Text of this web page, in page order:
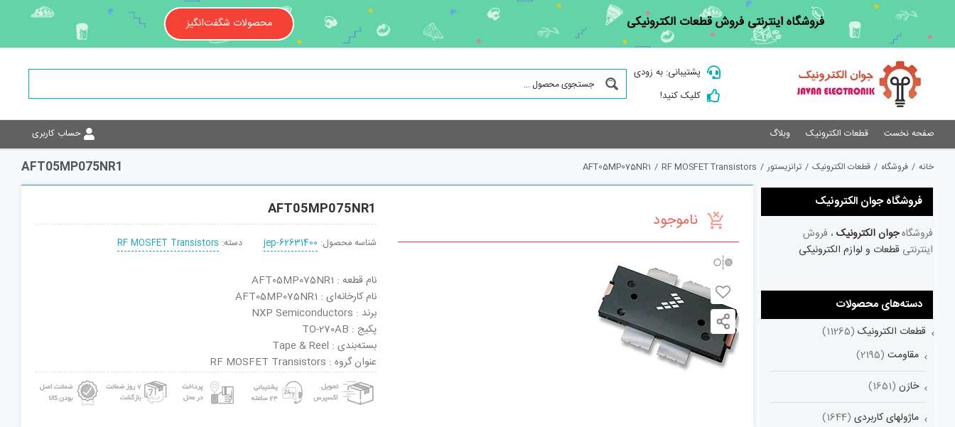
content
فروشگاه اینترنتی فروش قطعات الکترونیکی محصولات شگفت‌انگیز
پشتیبانی: به زودی
کلیک کنید!
صفحه نخست قطعات الکترونیک وبلاگ حساب کاربری
AFT05MP075NR1 خانه / فروشگاه / قطعات الکترونیک / ترانزیستور /
RF MOSFET Transistors
/
AFT05MP075NR1
ناموجود AFT05MP075NR1
شناسه محصول: jep-62631400 دسته: RF MOSFET Transistors
نام قطعه : AFT05MP075NR1
نام کارخانه‌ای : AFT05MP075NR1
برند : NXP Semiconductors
پکیج : TO-270AB
بسته‌بندی : Tape & Reel
عنوان گروه : RF MOSFET Transistors
فروشگاه جوان الکترونیک
فروشگاهجوان الکترونیک ، فروش
اینترنتی قطعات و لوازم الکترونیکی
دسته‌های محصولات
قطعات الکترونیک (11265)
مقاومت (2195)
خازن (1651)
ماژولهای کاربردی (1644)